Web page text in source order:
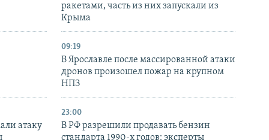
ракетами, часть из них запускали из
Крыма
09:19
В Ярославле после массированной атаки
дронов произошел пожар на крупном
НПЗ
атаку
23:00
В РФ разрешили продавать бензин
стандарта 1990-х годов: эксперты